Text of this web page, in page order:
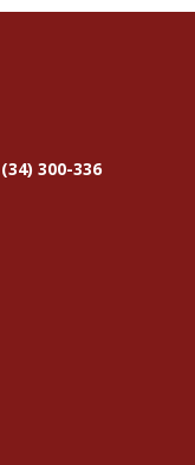
300-336